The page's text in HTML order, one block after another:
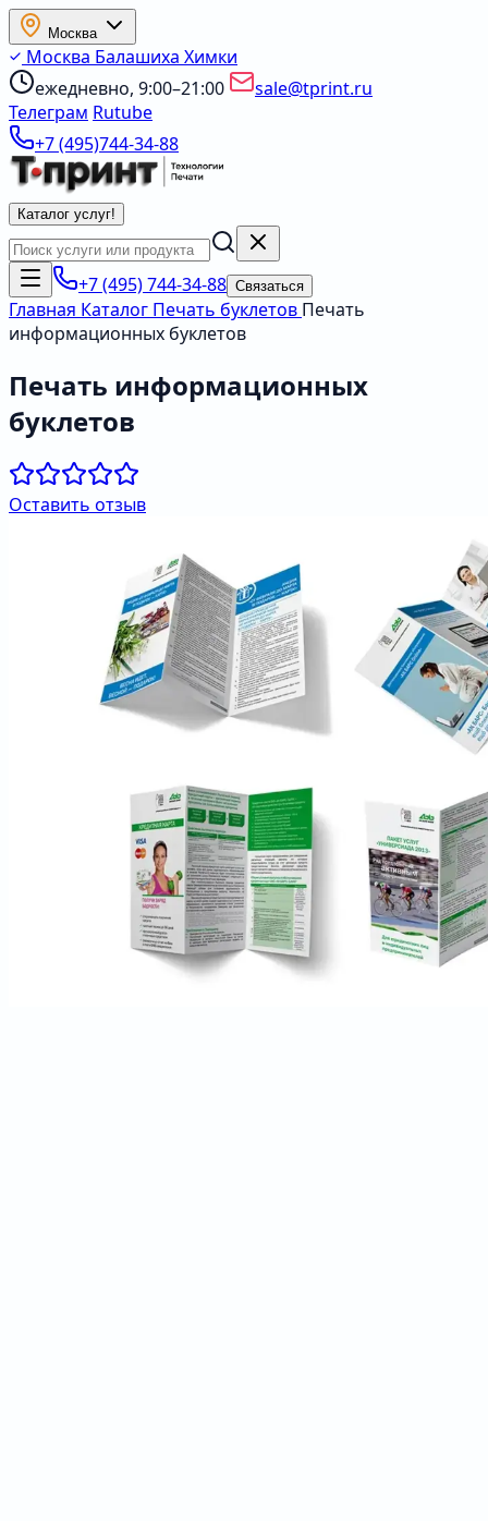
Москва
Москва Балашиха Химки
ежедневно, 9:00–21:00
sale@tprint.ru
Телеграм Rutube
+7 (495)744-34-88
Каталог услуг!
+7 (495) 744-34-88 Связаться
Главная Каталог Печать буклетов Печать
информационных буклетов
Печать информационных
буклетов
Оставить отзыв